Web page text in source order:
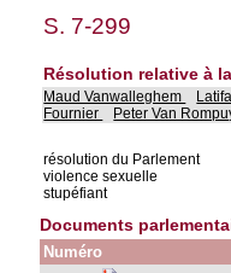
S. 7-299
Résolution relative à
Maud Vanwalleghem
Fournier
Peter Van
résolution du Parlement
violence sexuelle
stupéfiant
Documents
Numéro